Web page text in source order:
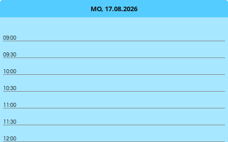
MO, 17.08.2026
09:00
09:30
10:00
10:30
11:00
11:30
12:00